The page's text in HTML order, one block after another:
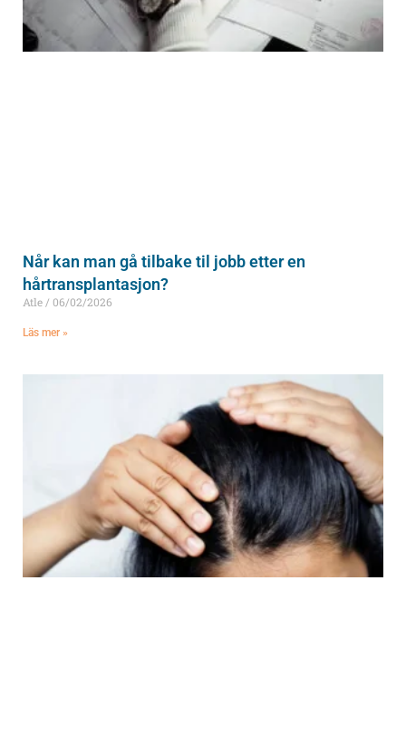
Når kan man gå tilbake til jobb etter en
hårtransplantasjon?
Atle 06/02/2026
Läs mer »